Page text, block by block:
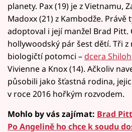
planety. Pax (19) je z Vietnamu,
Madoxx (21) z Kambodže.
adoptoval i její manžel Brad Pitt.
hollywoodský pár šest dětí. Tři z
biologičtí potomci – dcera Shiloh
Vivienne a Knox (14). Ačkoliv
působili jako šťastná rodina,
v roce 2016 hořkým rozvodem.
Mohlo by vás zajímat: Brad
Po Angelině ho chce k soudu